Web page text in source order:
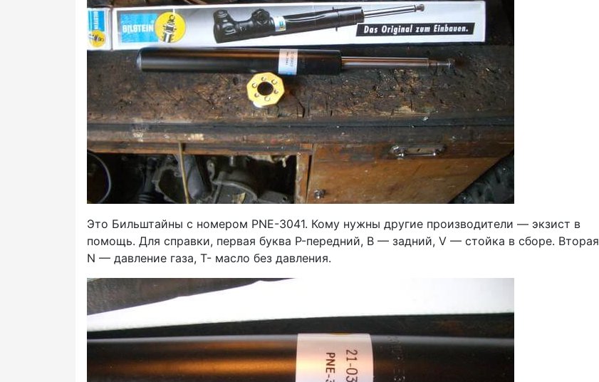
Это Бильштайны с номером PNE-3041. Кому нужны другие производители — экзист в
помощь. Для справки, первая буква P-передний, B — задний, V — стойка в сборе. Вторая
N — давление газа, T- масло без давления.